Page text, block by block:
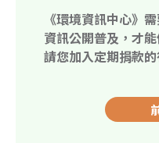
《環境資訊中心》
資訊公開普及，才
請您加入定期捐款